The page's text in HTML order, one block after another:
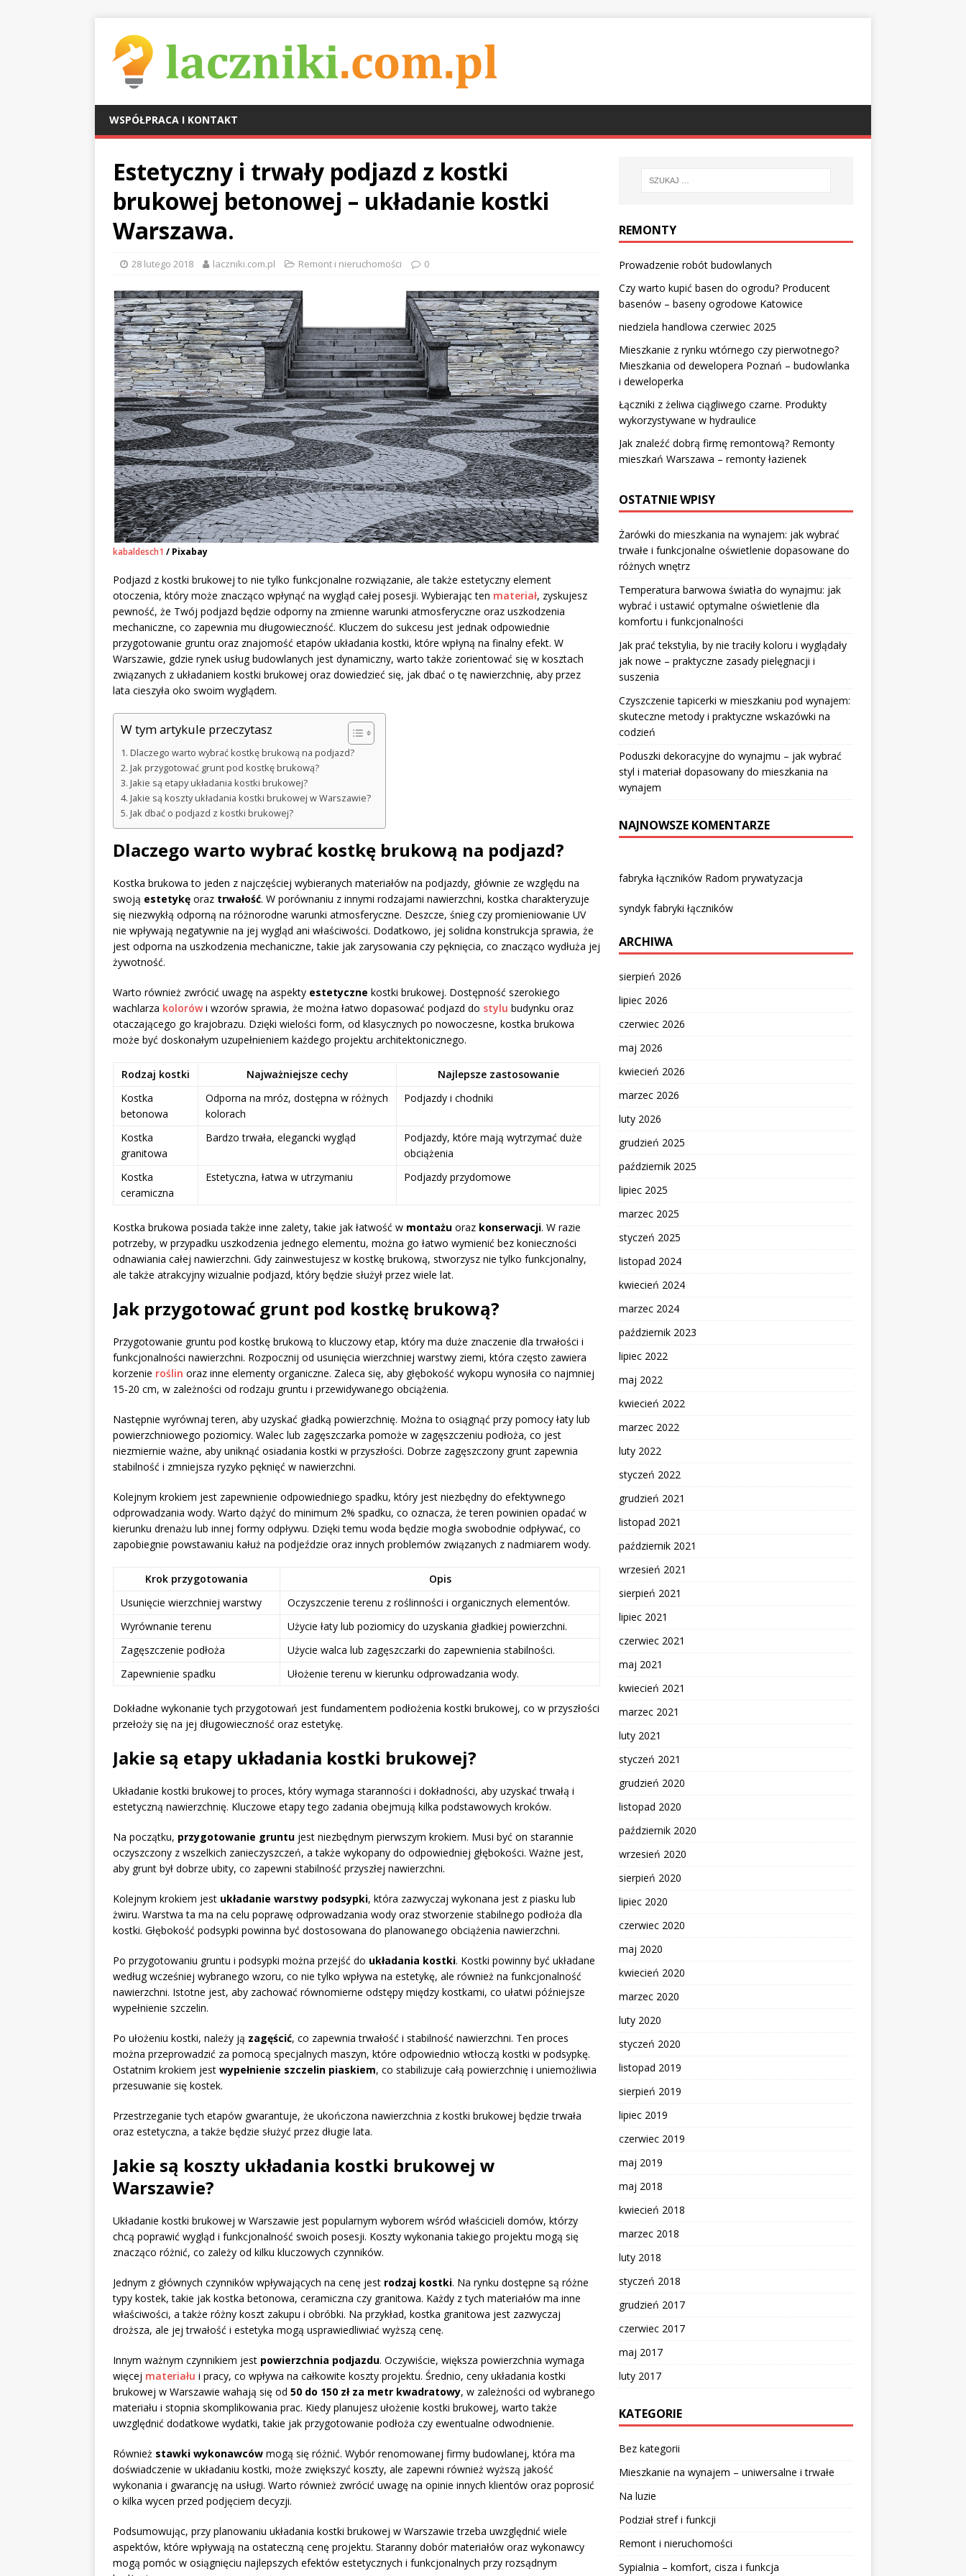
WSPÓŁPRACA I KONTAKT
Estetyczny i trwały podjazd z kostki
brukowej betonowej – układanie kostki
Warszawa.
28 lutego 2018 laczniki.com.pl Remont i nieruchomości 0
kabaldesch1 / Pixabay
Podjazd z kostki brukowej to nie tylko funkcjonalne rozwiązanie, ale także estetyczny element
otoczenia, który może znacząco wpłynąć na wygląd całej posesji. Wybierając ten materiał, zyskujesz
pewność, że Twój podjazd będzie odporny na zmienne warunki atmosferyczne oraz uszkodzenia
mechaniczne, co zapewnia mu długowieczność. Kluczem do sukcesu jest jednak odpowiednie
przygotowanie gruntu oraz znajomość etapów układania kostki, które wpłyną na finalny efekt. W
Warszawie, gdzie rynek usług budowlanych jest dynamiczny, warto także zorientować się w kosztach
związanych z układaniem kostki brukowej oraz dowiedzieć się, jak dbać o tę nawierzchnię, aby przez
lata cieszyła oko swoim wyglądem.
W tym artykule przeczytasz
Dlaczego warto wybrać kostkę brukową na podjazd?
Jak przygotować grunt pod kostkę brukową?
Jakie są etapy układania kostki brukowej?
Jakie są koszty układania kostki brukowej w Warszawie?
Jak dbać o podjazd z kostki brukowej?
Dlaczego warto wybrać kostkę brukową na podjazd?
Kostka brukowa to jeden z najczęściej wybieranych materiałów na podjazdy, głównie ze względu na
swoją estetykę oraz trwałość. W porównaniu z innymi rodzajami nawierzchni, kostka charakteryzuje
się niezwykłą odporną na różnorodne warunki atmosferyczne. Deszcze, śnieg czy promieniowanie UV
nie wpływają negatywnie na jej wygląd ani właściwości. Dodatkowo, jej solidna konstrukcja sprawia, że
jest odporna na uszkodzenia mechaniczne, takie jak zarysowania czy pęknięcia, co znacząco wydłuża jej
żywotność.
Warto również zwrócić uwagę na aspekty estetyczne kostki brukowej. Dostępność szerokiego
wachlarza kolorówi wzorów sprawia, że można łatwo dopasować podjazd do stylu budynku oraz
otaczającego go krajobrazu. Dzięki wielości form, od klasycznych po nowoczesne, kostka brukowa
może być doskonałym uzupełnieniem każdego projektu architektonicznego.
Rodzaj kostki Najważniejsze cechy
Najlepsze zastosowanie
Kostka
betonowa
Odporna na mróz, dostępna w różnych
kolorach
Podjazdy i chodniki
Kostka
granitowa
Bardzo trwała, elegancki wygląd
Podjazdy, które mają wytrzymać duże
obciążenia
Kostka
ceramiczna
Estetyczna, łatwa w utrzymaniu Podjazdy przydomowe
Kostka brukowa posiada także inne zalety, takie jak łatwość w montażu oraz konserwacji. W razie
potrzeby, w przypadku uszkodzenia jednego elementu, można go łatwo wymienić bez konieczności
odnawiania całej nawierzchni. Gdy zainwestujesz w kostkę brukową, stworzysz nie tylko funkcjonalny,
ale także atrakcyjny wizualnie podjazd, który będzie służył przez wiele lat.
Jak przygotować grunt pod kostkę brukową?
Przygotowanie gruntu pod kostkę brukową to kluczowy etap, który ma duże znaczenie dla trwałości i
funkcjonalności nawierzchni. Rozpocznij od usunięcia wierzchniej warstwy ziemi, która często zawiera
korzenie roślin oraz inne elementy organiczne. Zaleca się, aby głębokość wykopu wynosiła co najmniej
15-20 cm, w zależności od rodzaju gruntu i przewidywanego obciążenia.
Następnie wyrównaj teren, aby uzyskać gładką powierzchnię. Można to osiągnąć przy pomocy łaty lub
powierzchniowego poziomicy. Walec lub zagęszczarka pomoże w zagęszczeniu podłoża, co jest
niezmiernie ważne, aby uniknąć osiadania kostki w przyszłości. Dobrze zagęszczony grunt zapewnia
stabilność i zmniejsza ryzyko pęknięć w nawierzchni.
Kolejnym krokiem jest zapewnienie odpowiedniego spadku, który jest niezbędny do efektywnego
odprowadzania wody. Warto dążyć do minimum 2% spadku, co oznacza, że teren powinien opadać w
kierunku drenażu lub innej formy odpływu. Dzięki temu woda będzie mogła swobodnie odpływać, co
zapobiegnie powstawaniu kałuż na podjeździe oraz innych problemów związanych z nadmiarem wody.
Krok przygotowania
Opis
Usunięcie wierzchniej warstwy
Oczyszczenie terenu z roślinności i organicznych elementów.
Wyrównanie terenu
Użycie łaty lub poziomicy do uzyskania gładkiej powierzchni.
Zagęszczenie podłoża
Użycie walca lub zagęszczarki do zapewnienia stabilności.
Zapewnienie spadku
Ułożenie terenu w kierunku odprowadzania wody.
Dokładne wykonanie tych przygotowań jest fundamentem podłożenia kostki brukowej, co w przyszłości
przełoży się na jej długowieczność oraz estetykę.
Jakie są etapy układania kostki brukowej?
Układanie kostki brukowej to proces, który wymaga staranności i dokładności, aby uzyskać trwałą i
estetyczną nawierzchnię. Kluczowe etapy tego zadania obejmują kilka podstawowych kroków.
Na początku, przygotowanie gruntu jest niezbędnym pierwszym krokiem. Musi być on starannie
oczyszczony z wszelkich zanieczyszczeń, a także wykopany do odpowiedniej głębokości. Ważne jest,
aby grunt był dobrze ubity, co zapewni stabilność przyszłej nawierzchni.
Kolejnym krokiem jest układanie warstwy podsypki, która zazwyczaj wykonana jest z piasku lub
żwiru. Warstwa ta ma na celu poprawę odprowadzania wody oraz stworzenie stabilnego podłoża dla
kostki. Głębokość podsypki powinna być dostosowana do planowanego obciążenia nawierzchni.
Po przygotowaniu gruntu i podsypki można przejść do układania kostki. Kostki powinny być układane
według wcześniej wybranego wzoru, co nie tylko wpływa na estetykę, ale również na funkcjonalność
nawierzchni. Istotne jest, aby zachować równomierne odstępy między kostkami, co ułatwi późniejsze
wypełnienie szczelin.
Po ułożeniu kostki, należy ją zagęścić, co zapewnia trwałość i stabilność nawierzchni. Ten proces
można przeprowadzić za pomocą specjalnych maszyn, które odpowiednio wtłoczą kostki w podsypkę.
Ostatnim krokiem jest wypełnienie szczelin piaskiem, co stabilizuje całą powierzchnię i uniemożliwia
przesuwanie się kostek.
Przestrzeganie tych etapów gwarantuje, że ukończona nawierzchnia z kostki brukowej będzie trwała
oraz estetyczna, a także będzie służyć przez długie lata.
Jakie są koszty układania kostki brukowej w
Warszawie?
Układanie kostki brukowej w Warszawie jest popularnym wyborem wśród właścicieli domów, którzy
chcą poprawić wygląd i funkcjonalność swoich posesji. Koszty wykonania takiego projektu mogą się
znacząco różnić, co zależy od kilku kluczowych czynników.
Jednym z głównych czynników wpływających na cenę jest rodzaj kostki. Na rynku dostępne są różne
typy kostek, takie jak kostka betonowa, ceramiczna czy granitowa. Każdy z tych materiałów ma inne
właściwości, a także różny koszt zakupu i obróbki. Na przykład, kostka granitowa jest zazwyczaj
droższa, ale jej trwałość i estetyka mogą usprawiedliwiać wyższą cenę.
Innym ważnym czynnikiem jest powierzchnia podjazdu. Oczywiście, większa powierzchnia wymaga
więcej materiału i pracy, co wpływa na całkowite koszty projektu. Średnio, ceny układania kostki
brukowej w Warszawie wahają się od 50 do 150 zł za metr kwadratowy, w zależności od wybranego
materiału i stopnia skomplikowania prac. Kiedy planujesz ułożenie kostki brukowej, warto także
uwzględnić dodatkowe wydatki, takie jak przygotowanie podłoża czy ewentualne odwodnienie.
Również stawki wykonawców mogą się różnić. Wybór renomowanej firmy budowlanej, która ma
doświadczenie w układaniu kostki, może zwiększyć koszty, ale zapewni również wyższą jakość
wykonania i gwarancję na usługi. Warto również zwrócić uwagę na opinie innych klientów oraz poprosić
o kilka wycen przed podjęciem decyzji.
Podsumowując, przy planowaniu układania kostki brukowej w Warszawie trzeba uwzględnić wiele
aspektów, które wpływają na ostateczną cenę projektu. Staranny dobór materiałów oraz wykonawcy
mogą pomóc w osiągnięciu najlepszych efektów estetycznych i funkcjonalnych przy rozsądnym
REMONTY
Prowadzenie robót budowlanych
Czy warto kupić basen do ogrodu? Producent
basenów – baseny ogrodowe Katowice
niedziela handlowa czerwiec 2025
Mieszkanie z rynku wtórnego czy pierwotnego?
Mieszkania od dewelopera Poznań – budowlanka
i deweloperka
Łączniki z żeliwa ciągliwego czarne. Produkty
wykorzystywane w hydraulice
Jak znaleźć dobrą firmę remontową? Remonty
mieszkań Warszawa – remonty łazienek
OSTATNIE WPISY
Żarówki do mieszkania na wynajem: jak wybrać
trwałe i funkcjonalne oświetlenie dopasowane do
różnych wnętrz
Temperatura barwowa światła do wynajmu: jak
wybrać i ustawić optymalne oświetlenie dla
komfortu i funkcjonalności
Jak prać tekstylia, by nie traciły koloru i wyglądały
jak nowe – praktyczne zasady pielęgnacji i
suszenia
Czyszczenie tapicerki w mieszkaniu pod wynajem:
skuteczne metody i praktyczne wskazówki na
codzień
Poduszki dekoracyjne do wynajmu – jak wybrać
styl i materiał dopasowany do mieszkania na
wynajem
NAJNOWSZE KOMENTARZE
fabryka łączników Radom prywatyzacja
syndyk fabryki łączników
ARCHIWA
sierpień 2026
lipiec 2026
czerwiec 2026
maj 2026
kwiecień 2026
marzec 2026
luty 2026
grudzień 2025
październik 2025
lipiec 2025
marzec 2025
styczeń 2025
listopad 2024
kwiecień 2024
marzec 2024
październik 2023
lipiec 2022
maj 2022
kwiecień 2022
marzec 2022
luty 2022
styczeń 2022
grudzień 2021
listopad 2021
październik 2021
wrzesień 2021
sierpień 2021
lipiec 2021
czerwiec 2021
maj 2021
kwiecień 2021
marzec 2021
luty 2021
styczeń 2021
grudzień 2020
listopad 2020
październik 2020
wrzesień 2020
sierpień 2020
lipiec 2020
czerwiec 2020
maj 2020
kwiecień 2020
marzec 2020
luty 2020
styczeń 2020
listopad 2019
sierpień 2019
lipiec 2019
czerwiec 2019
maj 2019
maj 2018
kwiecień 2018
marzec 2018
luty 2018
styczeń 2018
grudzień 2017
czerwiec 2017
maj 2017
luty 2017
KATEGORIE
Bez kategorii
Mieszkanie na wynajem – uniwersalne i trwałe
Na luzie
Podział stref i funkcji
Remont i nieruchomości
Sypialnia – komfort, cisza i funkcja